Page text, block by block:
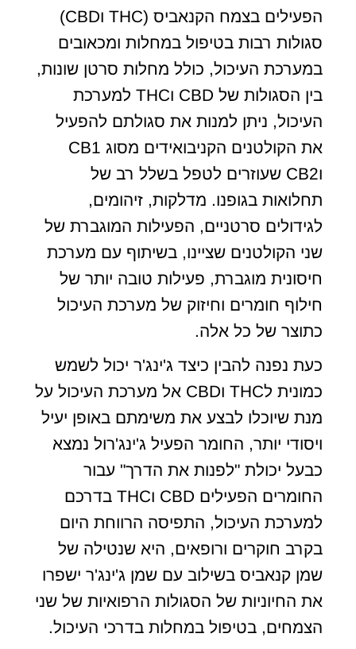
הפעילים בצמח הקנאביס (THC וCBD)
סגולות רבות בטיפול במחלות ומכאובים
במערכת העיכול, כולל מחלות סרטן שונות,
בין הסגולות של CBD וTHC למערכת
העיכול, ניתן למנות את סגולתם להפעיל
את הקולטנים הקניבואידים מסוג CB1
וCB2 שעוזרים לטפל בשלל רב של
תחלואות בגופנו. מדלקות, זיהומים,
לגידולים סרטניים, הפעילות המוגברת של
שני הקולטנים שציינו, בשיתוף עם מערכת
חיסונית מוגברת, פעילות טובה יותר של
חילוף חומרים וחיזוק של מערכת העיכול
כתוצר של כל אלה.
כעת נפנה להבין כיצד ג'ינג'ר יכול לשמש
כמונית לTHC וCBD אל מערכת העיכול על
מנת שיוכלו לבצע את משימתם באופן יעיל
ויסודי יותר, החומר הפעיל ג'ינג'רול נמצא
כבעל יכולת "לפנות את הדרך" עבור
החומרים הפעילים CBD וTHC בדרכם
למערכת העיכול, התפיסה הרווחת היום
בקרב חוקרים ורופאים, היא שנטילה של
שמן קנאביס בשילוב עם שמן ג'ינג'ר ישפרו
את החיוניות של הסגולות הרפואיות של שני
הצמחים, בטיפול במחלות בדרכי העיכול.